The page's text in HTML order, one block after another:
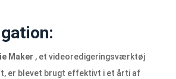
Maker , et videoredigeringsværktøj
er blevet brugt effektivt i et årti af